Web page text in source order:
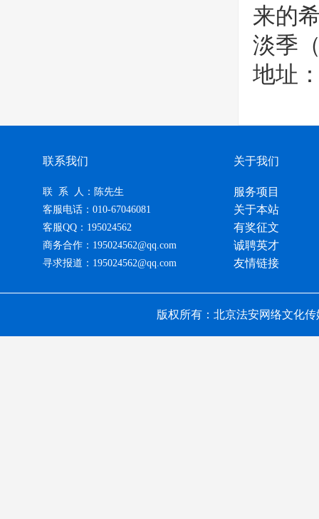
来的
淡季
地址
联系我们
联 系 人：陈先生
客服电话：010-67046081
客服QQ：195024562
商务合作：195024562@qq.com
寻求报道：195024562@qq.com
关于我们
服务项目
关于本站
有奖征文
诚聘英才
友情链接
版权所有：北京法安网络文化